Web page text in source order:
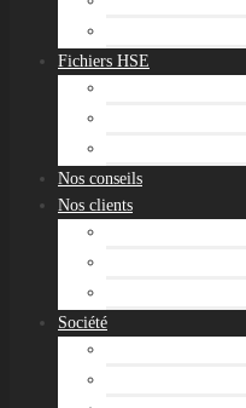
Fichiers HSE
Nos conseils
Nos clients
Société